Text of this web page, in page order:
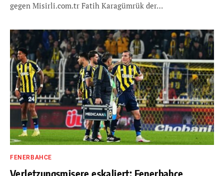
gegen Misirli.com.tr Fatih Karagümrük der…
FENERBAHCE
Verletzungsmisere eskaliert: Fenerbahce